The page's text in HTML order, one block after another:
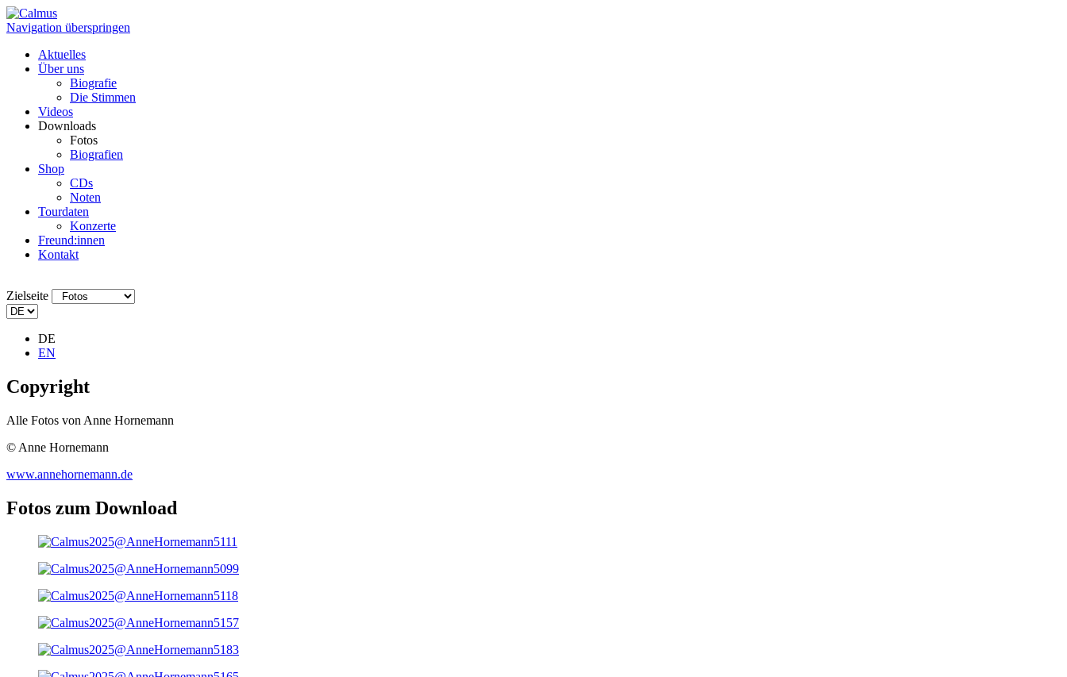
Navigation überspringen
Aktuelles
Über uns
Biografie
Die Stimmen
Videos
Downloads
Fotos
Biografien
Shop
CDs
Noten
Tourdaten
Konzerte
Freund:innen
Kontakt
Zielseite
DE
EN
Copyright
Alle Fotos von Anne Hornemann
© Anne Hornemann
www.annehornemann.de
Fotos zum Download